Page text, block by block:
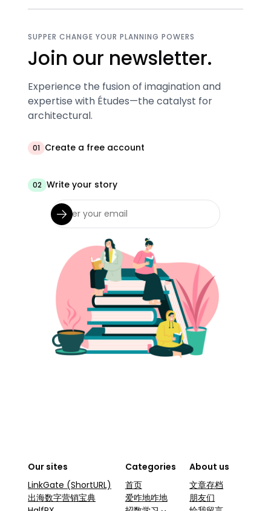
SUPPER CHANGE YOUR PLANNING POWERS
Join our newsletter.
Experience the fusion of imagination and
expertise with Études—the catalyst for
architectural.
01 Create a free account
02 Write your story
Our sites
LinkGate (ShortURL)
出海数字营销宝典
Categories
首页
爱咋地咋地
About us
文章存档
朋友们